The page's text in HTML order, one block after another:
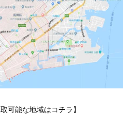
可能な地域はコチラ】